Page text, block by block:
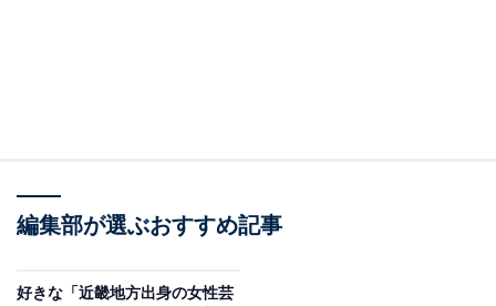
大阪府箕面市出身の菅田さんはドラマや映画での俳優
編集部が選ぶおすすめ記事
好きな「近畿地方出身の女性芸